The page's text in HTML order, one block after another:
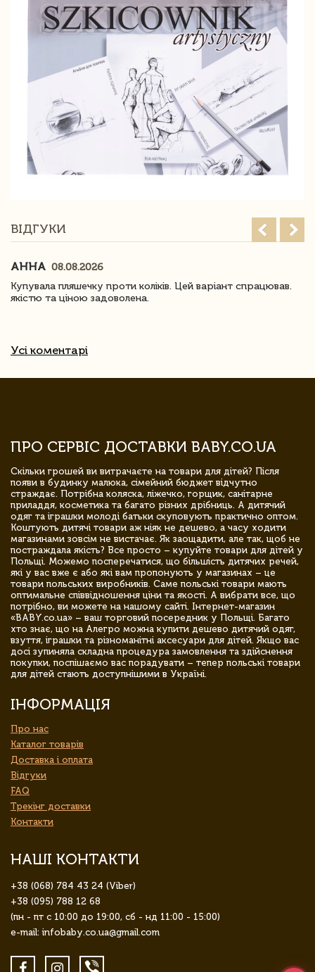
ВІДГУКИ
АННА 08.08.2026
Купувала пляшечку проти коліків. Цей варіант спрацював.
якістю та ціною задоволена.
Усі коментарі
ПРО СЕРВІС ДОСТАВКИ BABY.CO.UA
Скільки грошей ви витрачаєте на товари для дітей? Після
появи в будинку малюка, сімейний бюджет відчутно
страждає. Потрібна коляска, ліжечко, горщик, санітарне
приладдя, косметика та багато різних дрібниць. А дитячий
одяг та іграшки молоді батьки скуповують практично оптом.
Коштують дитячі товари аж ніяк не дешево, а часу ходити
магазинами зовсім не вистачає. Як заощадити, але так, щоб не
постраждала якість? Все просто – купуйте товари для дітей у
Польщі. Можемо посперечатися, що більшість дитячих речей,
які у вас вже є або які вам пропонують у магазинах – це
товари польських виробників. Саме польські товари мають
оптимальне співвідношення ціни та якості. А вибрати все, що
потрібно, ви можете на нашому сайті. Інтернет-магазин
«BABY.co.ua» – ваш торговий посередник у Польщі. Багато
хто знає, що на Алегро можна купити дешево дитячий одяг,
взуття, іграшки та різноманітні аксесуари для дітей. Якщо вас
досі зупиняла складна процедура замовлення та здійснення
покупки, поспішаємо вас порадувати – тепер польські товари
для дітей стають доступнішими в Україні.
ІНФОРМАЦІЯ
Про нас
Каталог товарів
Доставка і оплата
Відгуки
FAQ
Трекінг доставки
Контакти
НАШІ КОНТАКТИ
+38 (068) 784 43 24 (Viber)
+38 (095) 788 12 68
(пн - пт с 10:00 до 19:00, сб - нд 11:00 - 15:00)
e-mail: infobaby.co.ua@gmail.com